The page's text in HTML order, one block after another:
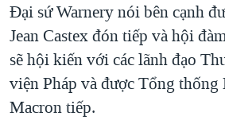
Đại sứ Warnery nói bên cạnh
Jean Castex đón tiếp và hội
sẽ hội kiến với các lãnh đạo
viện Pháp và được Tổng thống
Macron tiếp.